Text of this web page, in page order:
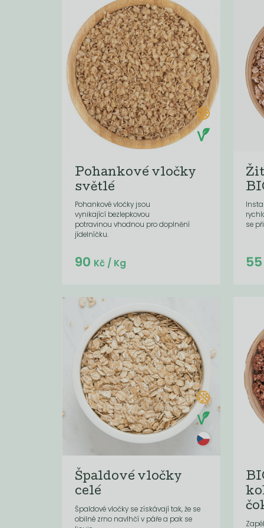
Pohankové vločky
světlé
Pohankové vločky jsou
vynikající bezlepkovou
potravinou vhodnou pro doplnění
jídelníčku.
Do košíku:
90 Kč/ Kg
se
55
Špaldové vločky
celé
Špaldové vločky se získávají tak, že se
obilné zrno navlhčí v páře a pak se